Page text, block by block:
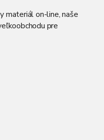
materiálon-line, naše
pre